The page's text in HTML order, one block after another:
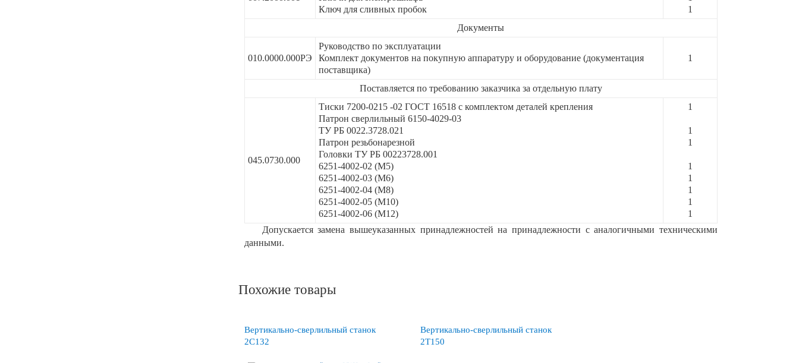
Ключ для сливных пробок
1
Документы
010.0000.000РЭ
Руководство по эксплуатации
Комплект документов на покупную аппаратуру и оборудование (документация
поставщика)
1
Поставляется по требованию заказчика за отдельную плату
045.0730.000
Тиски 7200-0215 -02 ГОСТ 16518 с комплектом деталей крепления
Патрон сверлильный 6150-4029-03
ТУ РБ 0022.3728.021
Патрон резьбонарезной
Головки ТУ РБ 00223728.001
6251-4002-02 (М5)
6251-4002-03 (М6)
6251-4002-04 (М8)
6251-4002-05 (М10)
6251-4002-06 (М12)
1
1
1
1
1
1
1
1
Допускается замена вышеуказанных принадлежностей на принадлежности с аналогичными техническими
данными.
Похожие товары
Вертикально-сверлильный станок
2С132
Вертикально-сверлильный станок
2Т150